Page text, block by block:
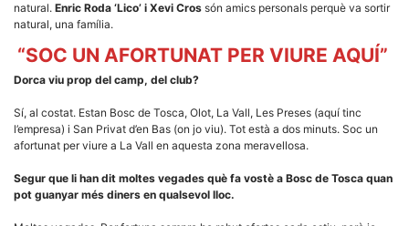
natural. Enric Roda ‘Lico’ i Xevi Cros són amics personals perquè va sortir
natural, una família.
“SOC UN AFORTUNAT PER VIURE AQUÍ”
Dorca viu prop del camp, del club?
Sí, al costat. Estan Bosc de Tosca, Olot, La Vall, Les Preses (aquí tinc
l’empresa) i San Privat d’en Bas (on jo viu). Tot està a dos minuts. Soc un
afortunat per viure a La Vall en aquesta zona meravellosa.
Segur que li han dit moltes vegades què fa vostè a Bosc de Tosca quan
pot guanyar més diners en qualsevol lloc.